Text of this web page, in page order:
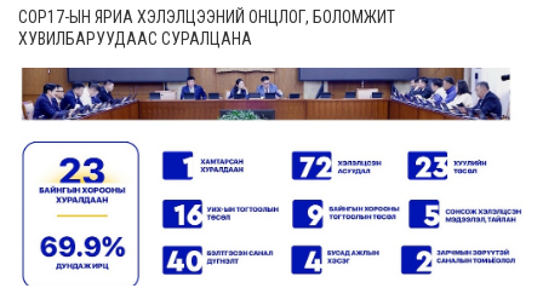
COP17-ЫН ЯРИА ХЭЛЭЛЦЭЭНИЙ ОНЦЛОГ, БОЛОМЖИТ
ХУВИЛБАРУУДААС СУРАЛЦАНА